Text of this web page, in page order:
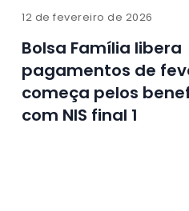
12 de fevereiro de 2026
Bolsa Família libera
pagamentos de
começa pelos
com NIS final 1